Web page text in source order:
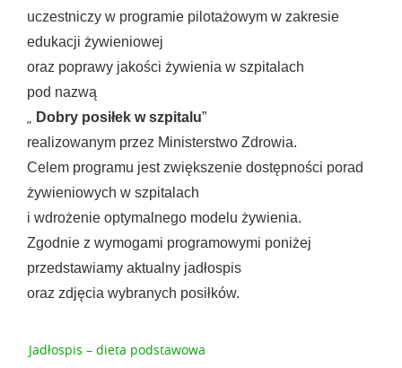
uczestniczy w programie pilotażowym w zakresie
edukacji żywieniowej
oraz poprawy jakości żywienia w szpitalach
pod nazwą
„ Dobry posiłek w szpitalu”
realizowanym przez Ministerstwo Zdrowia.
Celem programu jest zwiększenie dostępności porad
żywieniowych w szpitalach
i wdrożenie optymalnego modelu żywienia.
Zgodnie z wymogami programowymi poniżej
przedstawiamy aktualny jadłospis
oraz zdjęcia wybranych posiłków.
Jadłospis – dieta podstawowa